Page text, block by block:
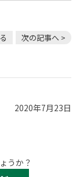
次の記事へ >
2020年7月23日
うか？